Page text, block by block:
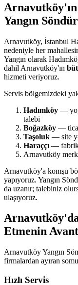
Yangın
Arnavutköy, İstanbul
nedeniyle her
Yangın olarak
dahil Arnavutköy'ın
hizmeti veriyoruz.
Servis bölgemizdeki
Hadımköy —
talebi
Boğazköy —
Taşoluk — site
Haraççı —
Arnavutköy
Arnavutköy'a komşu
yapıyoruz. Yangın
da uzanır; talebiniz
ulaşıyoruz.
Etmenin
Arnavutköy Yangın
firmalardan ayıran
Hızlı Servis